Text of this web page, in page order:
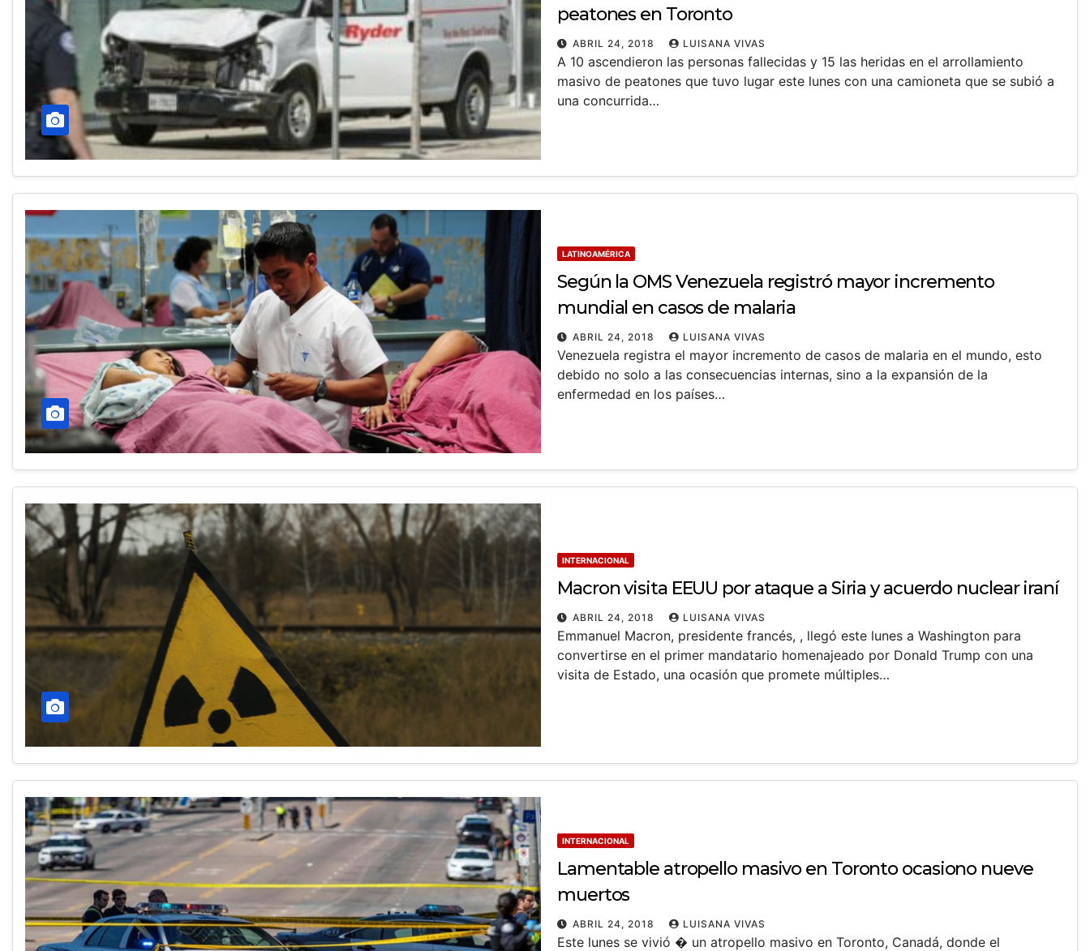
peatones en Toronto
ABRIL 24, 2018 LUISANA VIVAS
A 10 ascendieron las personas fallecidas y 15 las heridas en el arrollamiento
masivo de peatones que tuvo lugar este lunes con una camioneta que se subió a
una concurrida…
LATINOAMÉRICA
Según la OMS Venezuela registró mayor incremento
mundial en casos de malaria
ABRIL 24, 2018 LUISANA VIVAS
Venezuela registra el mayor incremento de casos de malaria en el mundo, esto
debido no solo a las consecuencias internas, sino a la expansión de la
enfermedad en los países…
INTERNACIONAL
Macron visita EEUU por ataque a Siria y acuerdo nuclear iraní
ABRIL 24, 2018 LUISANA VIVAS
Emmanuel Macron, presidente francés, , llegó este lunes a Washington para
convertirse en el primer mandatario homenajeado por Donald Trump con una
visita de Estado, una ocasión que promete múltiples…
INTERNACIONAL
Lamentable atropello masivo en Toronto ocasiono nueve
muertos
ABRIL 24, 2018 LUISANA VIVAS
Este lunes se vivió � un atropello masivo en Toronto, Canadá, donde el